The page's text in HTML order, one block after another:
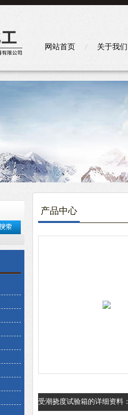
网站首页 关于我们
产品中心
受潮挠度试验箱的详细资料